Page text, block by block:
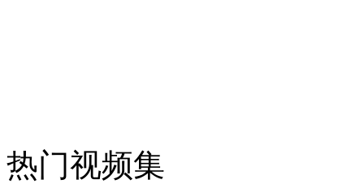
走！跟着总书记去植树
热门视频集